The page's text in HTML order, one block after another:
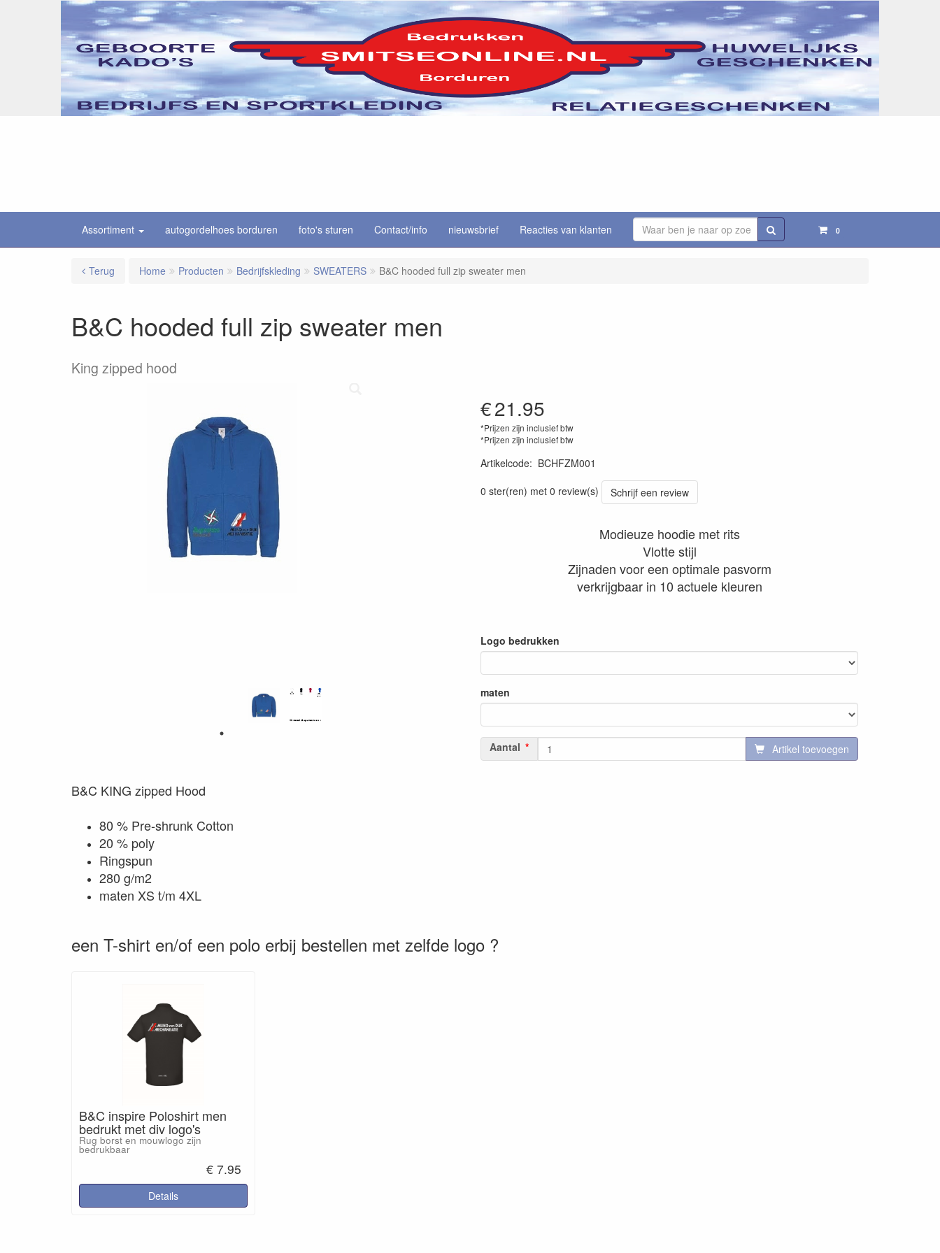
Assortiment autogordelhoes borduren foto's sturen Contact/info nieuwsbrief Reacties van klanten 0
Terug Home Producten Bedrijfskleding SWEATERS B&C hooded full zip sweater men
B&C hooded full zip sweater men
King zipped hood
€21.95
*Prijzen zijn inclusief btw
*Prijzen zijn inclusief btw
Artikelcode: BCHFZM001
0 ster(ren) met 0 review(s)
Schrijf een review
Modieuze hoodie met rits
Vlotte stijl
Zijnaden voor een optimale pasvorm
verkrijgbaar in 10 actuele kleuren
Logo bedrukken
maten
Aantal Artikel toevoegen
B&C KING zipped Hood
80 % Pre-shrunk Cotton
20 % poly
Ringspun
280 g/m2
maten XS t/m 4XL
een T-shirt en/of een polo erbij bestellen met zelfde logo ?
B&C inspire Poloshirt men
bedrukt met div logo's
Rug borst en mouwlogo zijn
bedrukbaar
€ 7.95
Details